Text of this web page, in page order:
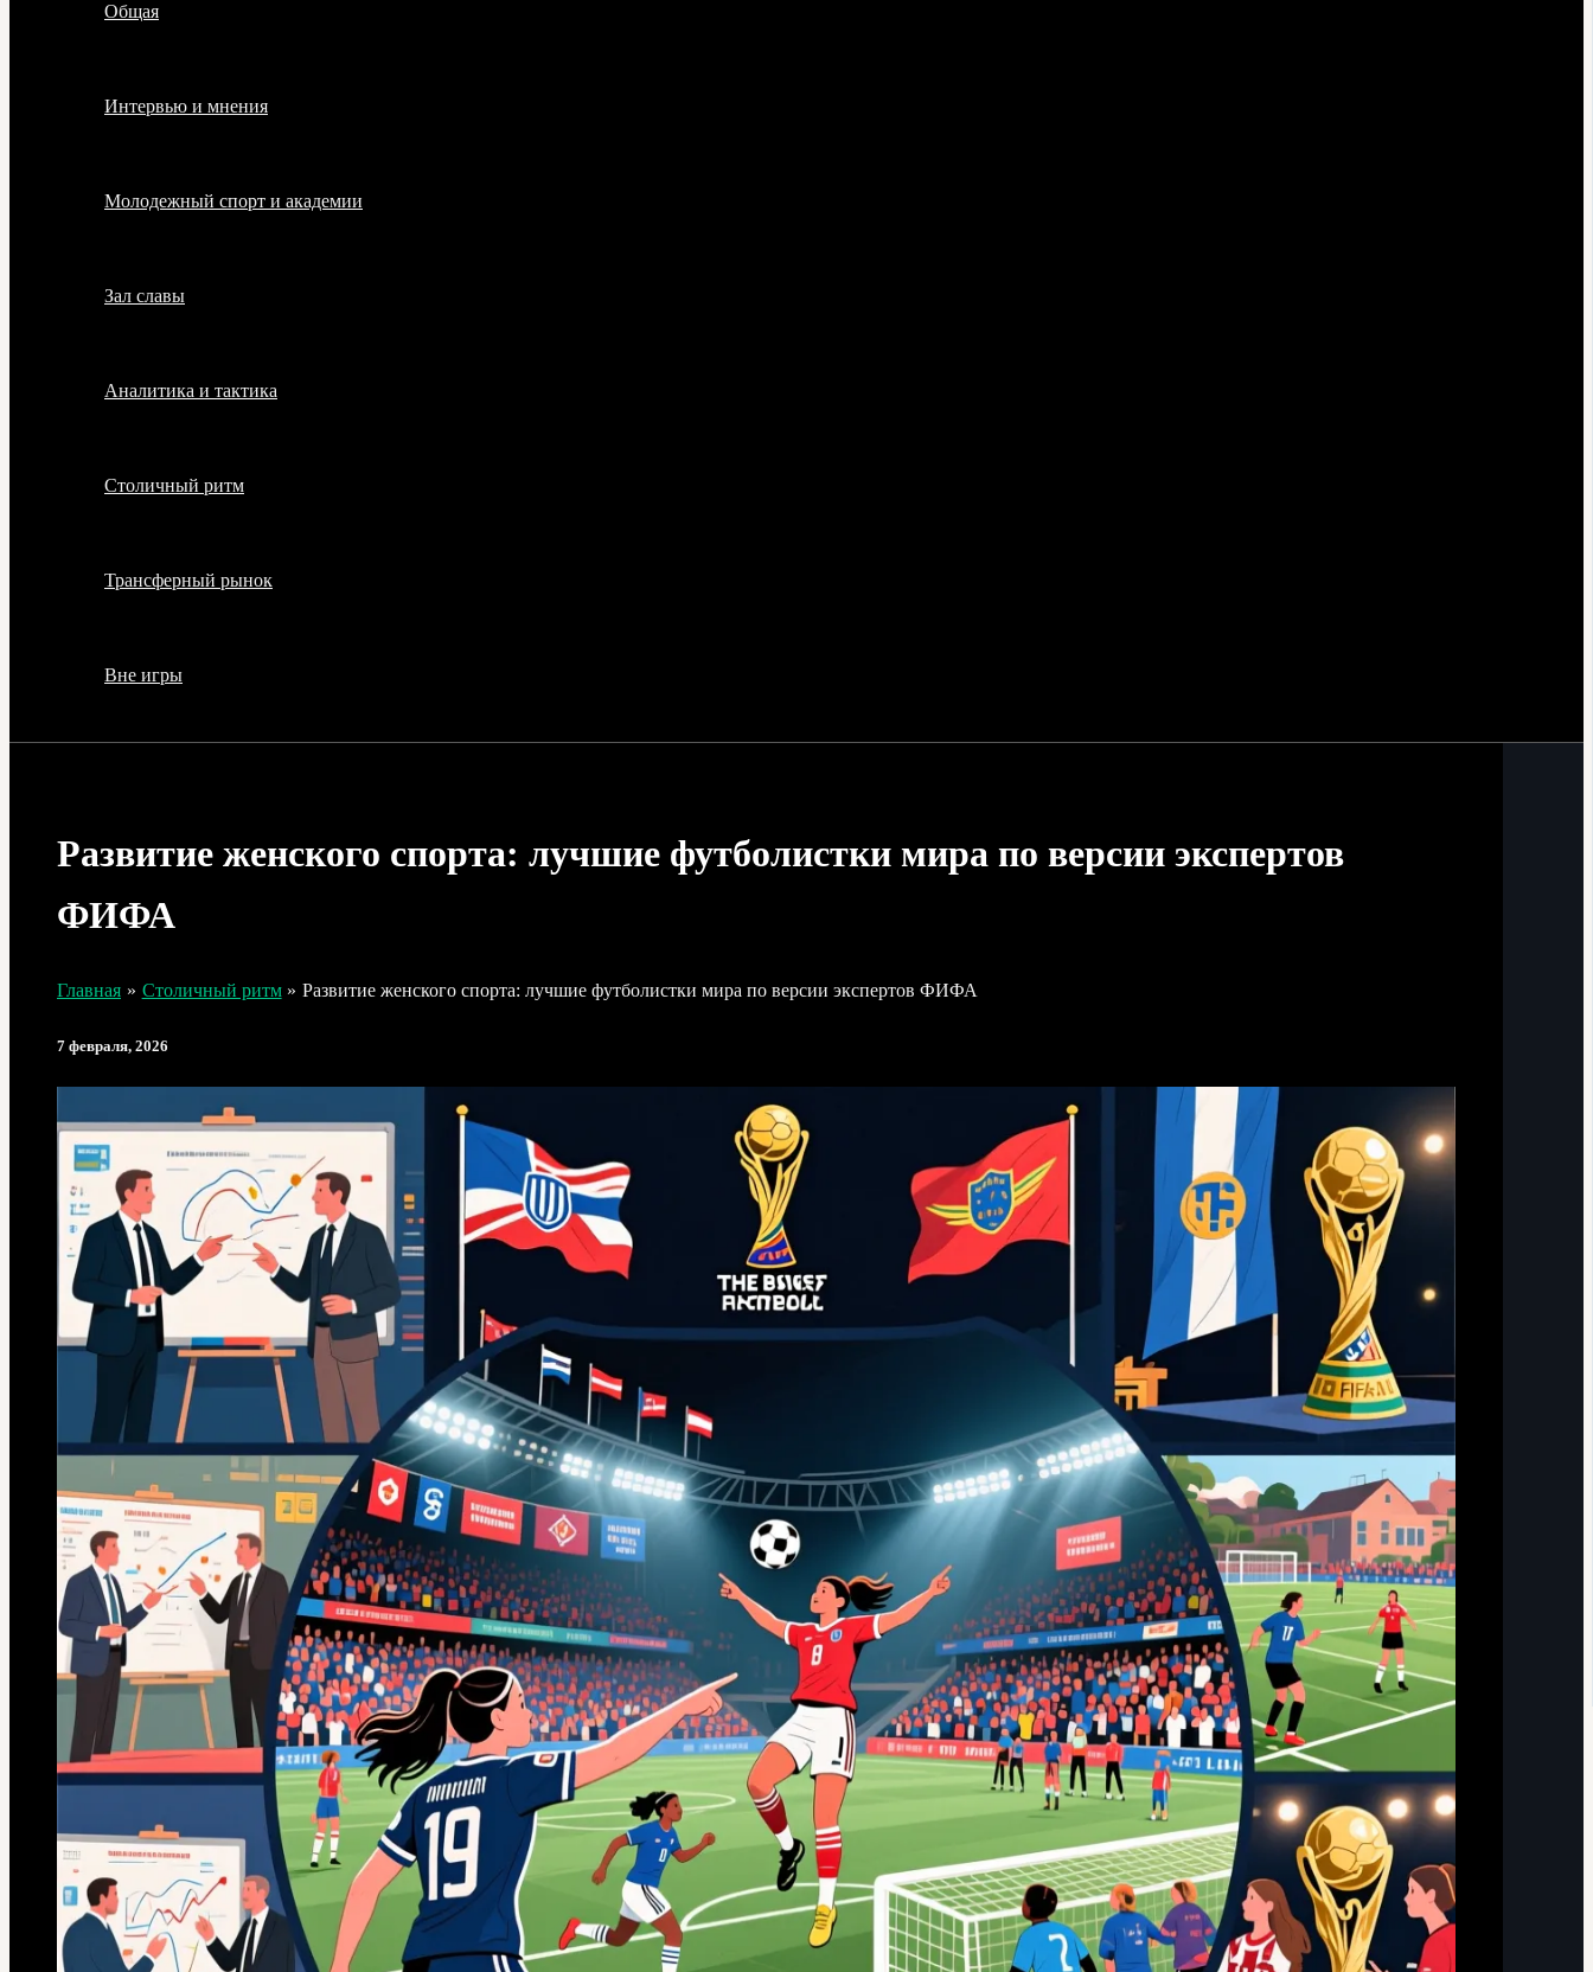
Общая
Интервью и мнения
Молодежный спорт и академии
Зал славы
Аналитика и тактика
Столичный ритм
Трансферный рынок
Вне игры
Развитие женского спорта: лучшие футболистки мира по версии экспертов
ФИФА
Главная Столичный ритм Развитие женского спорта: лучшие футболистки мира по версии экспертов ФИФА
7 февраля, 2026